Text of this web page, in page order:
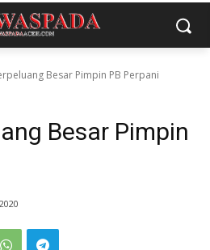
Besar Pimpin PB Perpani
Besar Pimpin